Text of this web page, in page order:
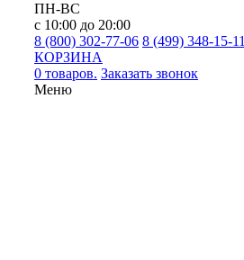
ПН-ВС
с 10:00 до 20:00
8 (800) 302-77-06 8 (499) 348-15-11
КОРЗИНА
0 товаров. Заказать звонок
Меню